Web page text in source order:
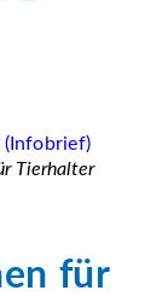
Tierhalter
für